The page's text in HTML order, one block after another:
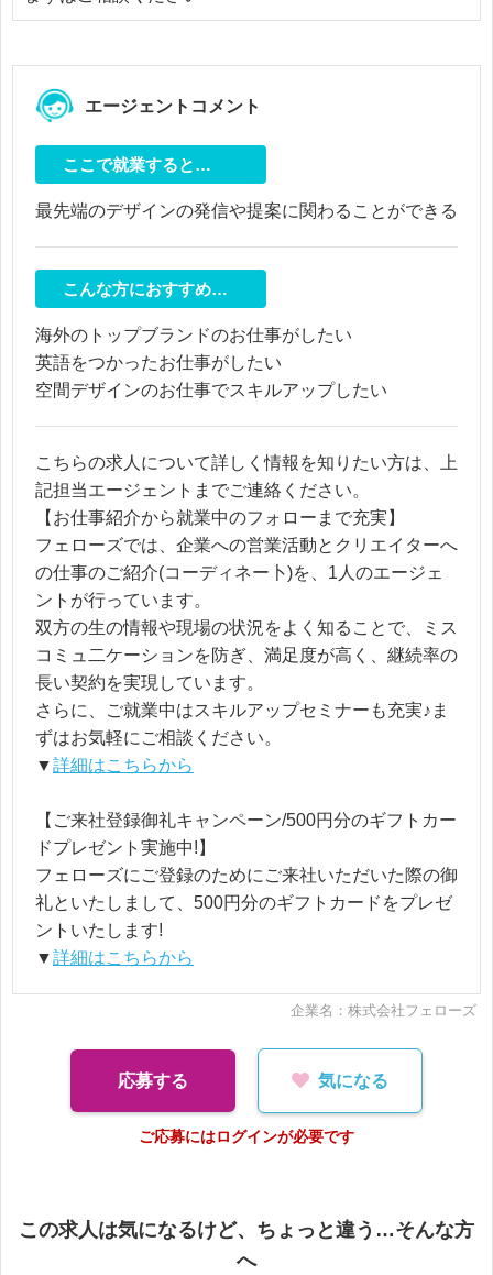
エージェントコメント
ここで就業すると…
最先端のデザインの発信や提案に関わることができる
こんな方におすすめ…
海外のトップブランドのお仕事がしたい
英語をつかったお仕事がしたい
空間デザインのお仕事でスキルアップしたい
こちらの求人について詳しく情報を知りたい方は、上
記担当エージェントまでご連絡ください。
【お仕事紹介から就業中のフォローまで充実】
フェローズでは、企業への営業活動とクリエイターへ
の仕事のご紹介(コーディネー卜)を、1人のエージェ
ントが行っています。
双方の生の情報や現場の状況をよく知ることで、ミス
コミュ二ケーションを防ぎ、満足度が高く、継続率の
長い契約を実現しています。
さらに、ご就業中はスキルアップセミナーも充実♪ま
ずはお気軽にご相談ください。
▼詳細はこちらから
【ご来社登録御礼キャンペーン/500円分のギフトカー
ドプレゼント実施中!】
フェローズにご登録のためにご来社いただいた際の御
礼といたしまして、500円分のギフトカードをプレゼ
ントいたします!
▼詳細はこちらから
企業名：株式会社フェローズ
応募する 気になる
ご応募にはログインが必要です
この求人は気になるけど、ちょっと違う…そんな方
へ